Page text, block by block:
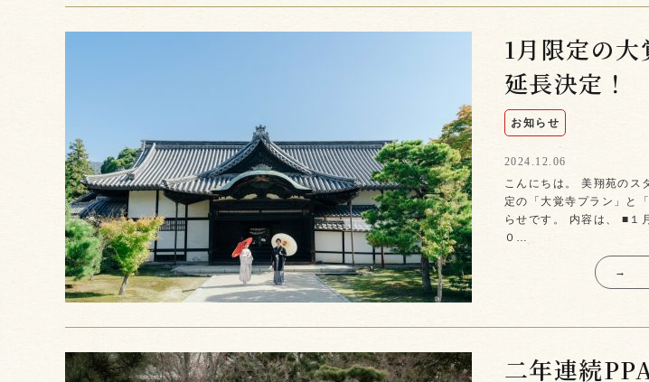
1月限定の
延長決定！
お知らせ
2024.12.06
こんにちは。 美翔苑のス
定の「大覚寺プラン」と
らせです。 内容は、 ■１
０…
→
二年連続